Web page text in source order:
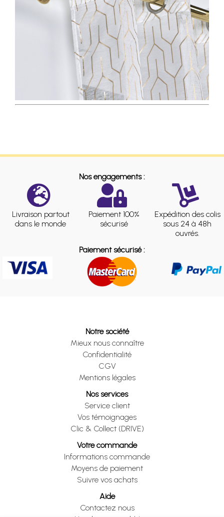
Nos engagements :
Livraison partout
dans le monde
Paiement 100%
sécurisé
Expédition des colis
sous 24 à 48h
ouvrés.
Paiement sécurisé :
Notre société
Mieux nous connaître
Confidentialité
CGV
Mentions légales
Nos services
Service client
Vos témoignages
Clic & Collect (DRIVE)
Votre commande
Informations commande
Moyens de paiement
Suivre vos achats
Aide
Contactez nous